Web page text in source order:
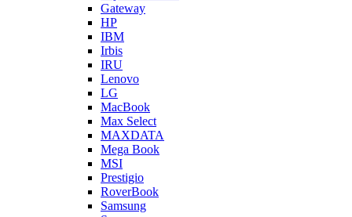
Gateway
HP
IBM
Irbis
IRU
Lenovo
LG
MacBook
Max Select
MAXDATA
Mega Book
MSI
Prestigio
RoverBook
Samsung